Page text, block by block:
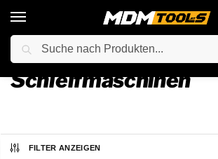
Startseite / Elektrowerkzeuge / Anderes
Schleifmaschinen
FILTER ANZEIGEN